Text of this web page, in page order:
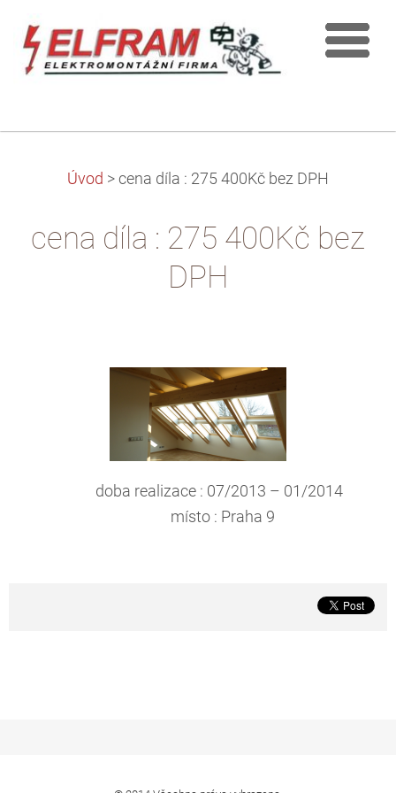
Úvod > cena díla : 275 400Kč bez DPH
cena díla : 275 400Kč bez
DPH
doba realizace : 07/2013 – 01/2014
místo : Praha 9